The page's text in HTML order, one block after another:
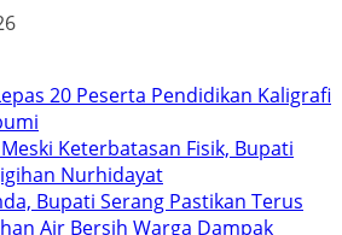
20 Peserta Pendidikan Kaligrafi
Keterbatasan Fisik, Bupati
Nurhidayat
Bupati Serang Pastikan Terus
Air Bersih Warga Dampak